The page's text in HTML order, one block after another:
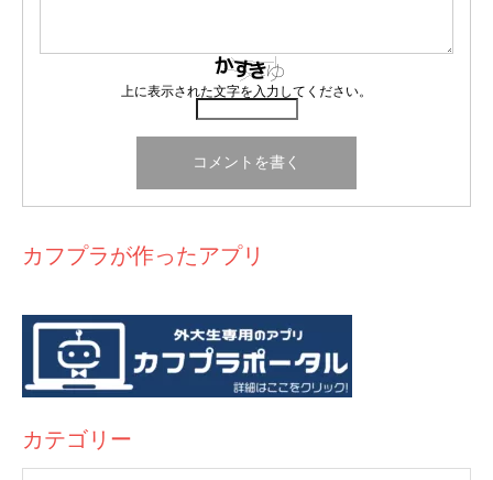
上に表示された文字を入力してください。
カフプラが作ったアプリ
カテゴリー